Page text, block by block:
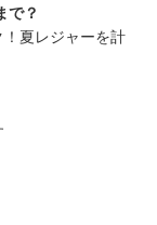
で？
夏レジャーを計